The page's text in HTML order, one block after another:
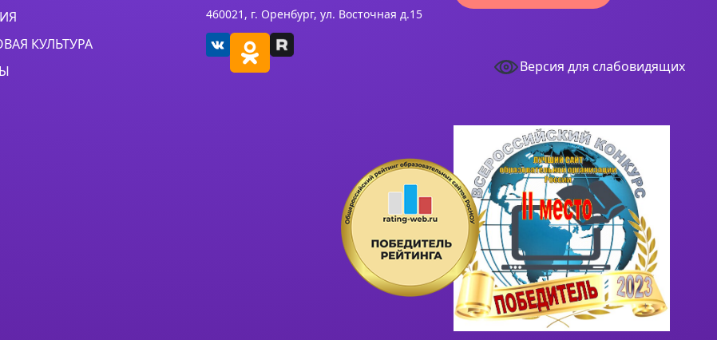
КУЛЬТУРА
460021, г. Оренбург, ул. Восточная д.15
Версия для слабовидящих